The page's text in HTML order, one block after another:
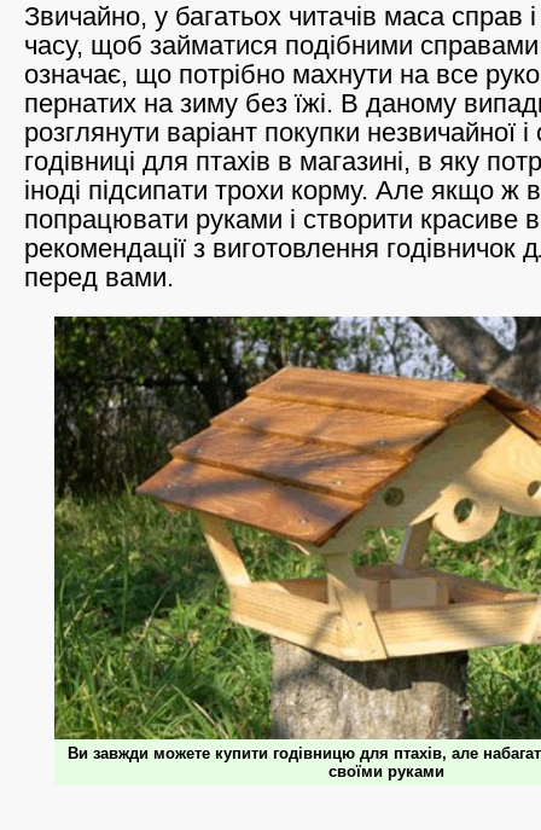
Звичайно, у багатьох читачів маса справ
часу, щоб займатися подібними
означає, що потрібно махнути на все
пернатих на зиму без їжі. В даному
розглянути варіант покупки незвичайної і
годівниці для птахів в магазині, в яку
іноді підсипати трохи корму. Але якщо ж
попрацювати руками і створити красиве
рекомендації з виготовлення годівничок
перед вами.
Ви завжди можете купити годівницю для птахів, але
своїми руками